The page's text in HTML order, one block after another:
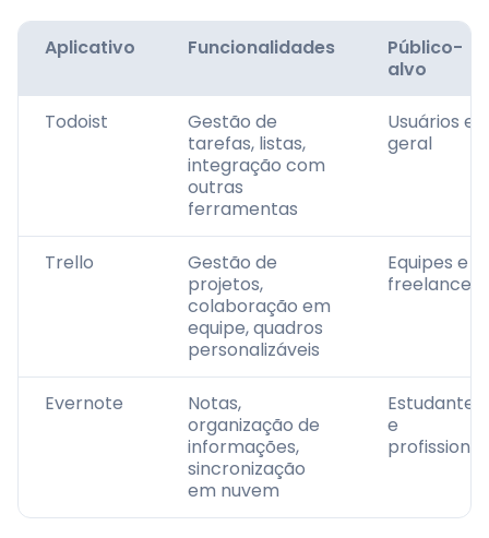
Aplicativo Funcionalidades
Público-
alvo
Todoist
Gestão de
tarefas, listas,
integração com
outras
ferramentas
Usuários
geral
Trello
Gestão de
projetos,
colaboração em
equipe, quadros
personalizáveis
Equipes e
freelancers
Evernote
Notas,
organização de
informações,
sincronização
em nuvem
Estudantes
e